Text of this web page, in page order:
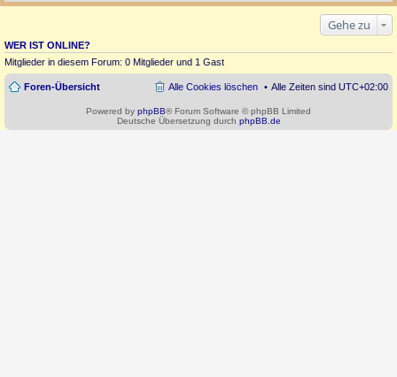
Gehe zu
WER IST ONLINE?
Mitglieder in diesem Forum: 0 Mitglieder und 1 Gast
Foren-Übersicht Alle Zeiten sind UTC+02:00
Alle Cookies löschen
Powered by phpBB® Forum Software © phpBB Limited
Deutsche Übersetzung durch phpBB.de